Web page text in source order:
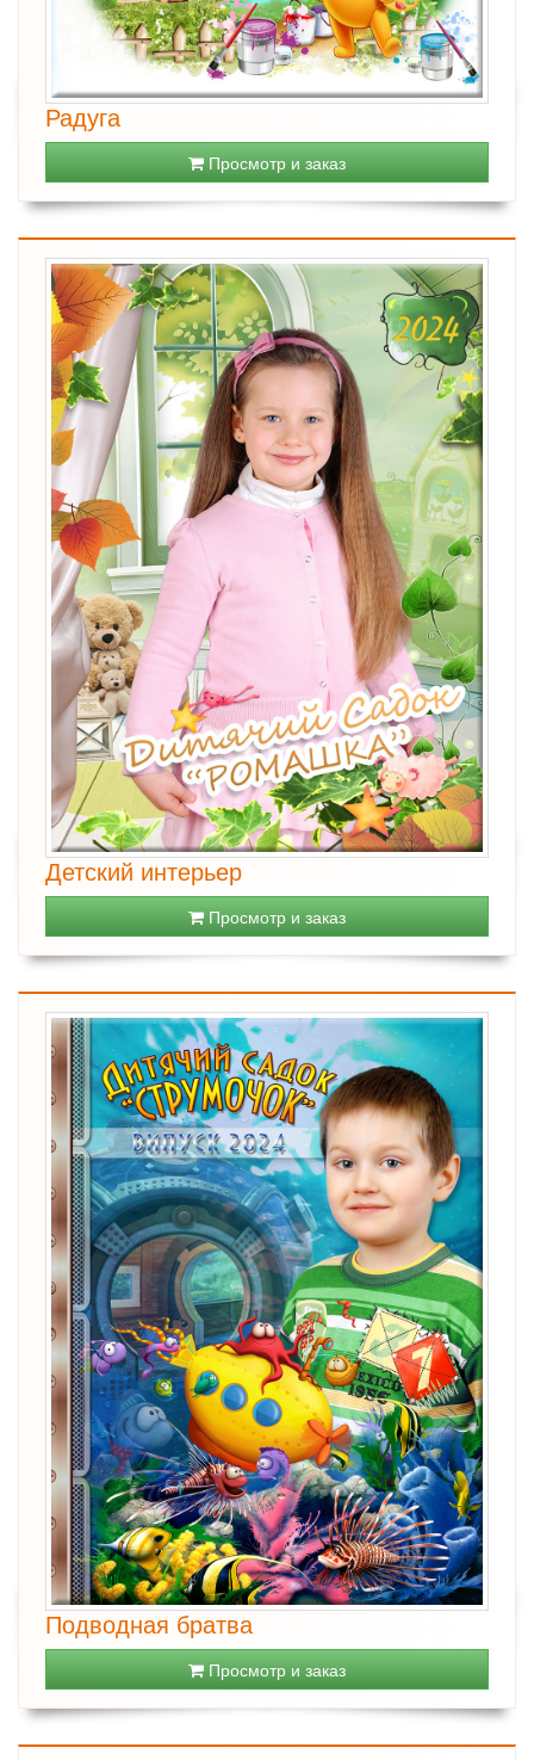
Радуга
Просмотр и заказ
Детский интерьер
Просмотр и заказ
Подводная братва
Просмотр и заказ